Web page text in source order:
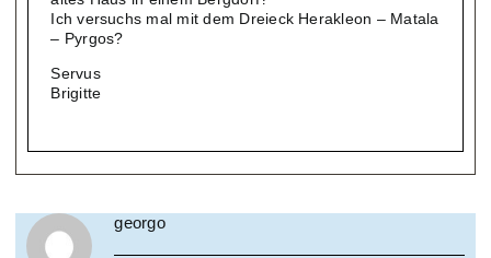
Ich versuchs mal mit dem Dreieck Herakleon – Matala
– Pyrgos?
Servus
Brigitte
georgo